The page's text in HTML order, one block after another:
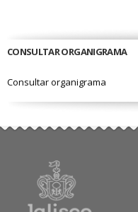
CONSULTAR ORGANIGRAMA
Consultar organigrama